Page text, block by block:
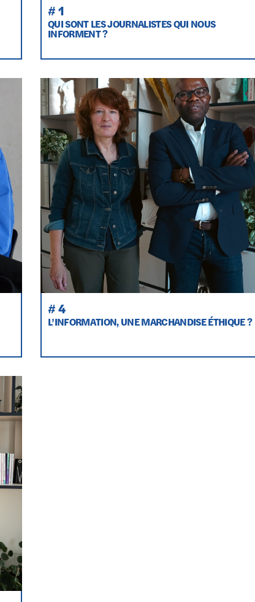
# 1
QUI SONT LES JOURNALISTES QUI NOUS
INFORMENT ?
# 4
L’INFORMATION, UNE MARCHANDISE ÉTHIQUE ?